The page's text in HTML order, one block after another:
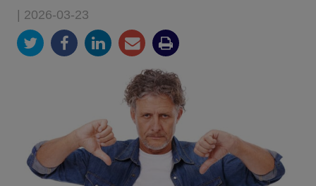
| 2026-03-23